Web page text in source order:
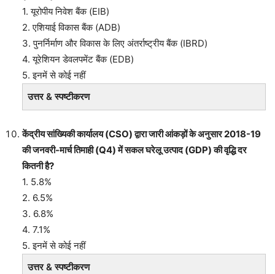
1. यूरोपीय निवेश बैंक (EIB)
2. एशियाई विकास बैंक (ADB)
3. पुनर्निर्माण और विकास के लिए अंतर्राष्ट्रीय बैंक (IBRD)
4. यूरेशियन डेवलपमेंट बैंक (EDB)
5. इनमें से कोई नहीं
उत्तर & स्पष्टीकरण
केंद्रीय सांख्यिकी कार्यालय (CSO) द्वारा जारी आंकड़ों के अनुसार 2018-19
की जनवरी-मार्च तिमाही (Q4) में सकल घरेलू उत्पाद (GDP) की वृद्धि दर
कितनी है?
1. 5.8%
2. 6.5%
3. 6.8%
4. 7.1%
5. इनमें से कोई नहीं
उत्तर & स्पष्टीकरण